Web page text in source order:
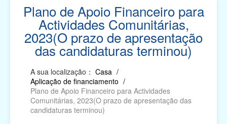
Orienteações, Impressos e Exemplares
Orientações e Mapa de Referência sobre o
Plano de Contas
Impressos para "Pedidos de Apoio Financeiro" e
Exemplares
Relatório das Actividades Subsidiadas, Pedido
de Declaração, Pedido de Autorização para
Alterações e...
Plano de Apoio Financeiro para
Actividades Comunitárias,
2023(O prazo de apresentação
das candidaturas terminou)
A sua localização： Casa /
Aplicação de financiamento /
Plano de Apoio Financeiro para Actividades
Comunitárias, 2023(O prazo de apresentação das
candidaturas terminou)